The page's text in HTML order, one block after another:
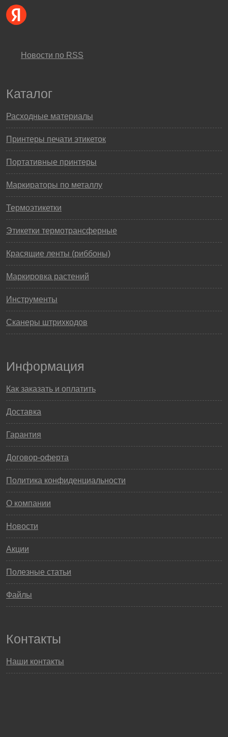
Новости по RSS
Каталог
Расходные материалы
Принтеры печати этикеток
Портативные принтеры
Маркираторы по металлу
Термоэтикетки
Этикетки термотрансферные
Красящие ленты (риббоны)
Маркировка растений
Инструменты
Сканеры штрихкодов
Информация
Как заказать и оплатить
Доставка
Гарантия
Договор-оферта
Политика конфиденциальности
О компании
Новости
Акции
Полезные статьи
Файлы
Контакты
Наши контакты